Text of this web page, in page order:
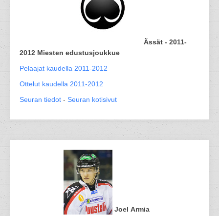
Ässät - 2011-
2012 Miesten edustusjoukkue
Pelaajat kaudella 2011-2012
Ottelut kaudella 2011-2012
Seuran tiedot - Seuran kotisivut
Joel Armia